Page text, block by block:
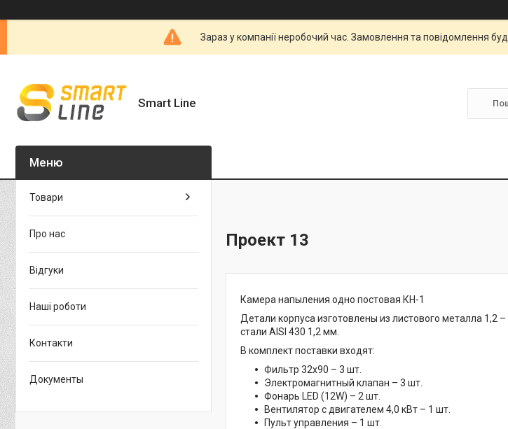
Зараз у компанії неробочий час. Замовлення та повідомлення
Smart Line
Проект 13
Камера напыления одно постовая КН-1
Детали корпуса изготовлены из листового металла
стали AISI 430 1,2 мм.
В комплект поставки входят:
Фильтр 32х90 – 3 шт.
Электромагнитный клапан – 3 шт.
Фонарь LED (12W) – 2 шт.
Вентилятор с двигателем 4,0 кВт – 1 шт.
Пульт управления – 1 шт.
Товари
Про нас
Відгуки
Наші роботи
Контакти
Документы